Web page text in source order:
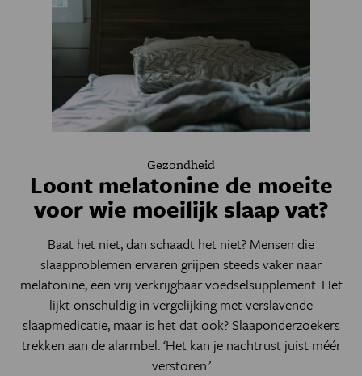
Gezondheid
Loont melatonine de moeite
voor wie moeilijk slaap vat?
Baat het niet, dan schaadt het niet? Mensen die
slaapproblemen ervaren grijpen steeds vaker naar
melatonine, een vrij verkrijgbaar voedselsupplement. Het
lijkt onschuldig in vergelijking met verslavende
slaapmedicatie, maar is het dat ook? Slaaponderzoekers
trekken aan de alarmbel. ‘Het kan je nachtrust juist méér
verstoren.’